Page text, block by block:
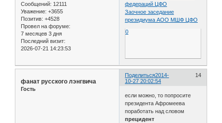
Сообщений: 12111
Уважение: +3655
Позитив: +4528
Провел на форуме:
7 месяцев 3 дня
Последний визит:
2026-07-21 14:23:53
федераций ЦФО
Заочное заседание
президиума АОО МШФ ЦФО
0
Поделиться 14
2014-
10-27 20:02:54
фанат русского лэнгвича
Гость
если можно, то попросите
президента Афромеева
поработать над словом
прецидент